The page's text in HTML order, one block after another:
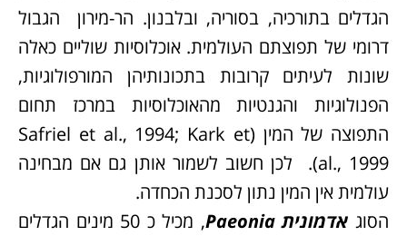
הגדלים בתורכיה, בסוריה, ובלבנון. הר-מירון הגבול
דרומי של תפוצתם העולמית. אוכלוסיות שוליים כאלה
שונות לעיתים קרובות בתכונותיהן המורפולוגיות,
הפנולוגיות והגנטיות מהאוכלוסיות במרכז תחום
התפוצה של המין (Safriel et al., 1994; Kark et
al., 1999). לכן חשוב לשמור אותן גם אם מבחינה
עולמית אין המין נתון לסכנת הכחדה.
הסוג אדמונית Paeonia
, מכיל כ 50 מינים הגדלים